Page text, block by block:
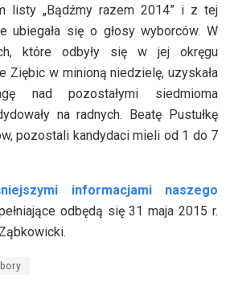
listy „Bądźmy razem 2014” i z tej
ubiegała się o głosy wyborców. W
które odbyły się w jej okręgu
Ziębic w minioną niedzielę, uzyskała
nad pozostałymi siedmioma
na radnych. Beatę Pustułkę
pozostali kandydaci mieli od 1 do 7
informacjami naszego
odbędą się 31 maja 2015 r.